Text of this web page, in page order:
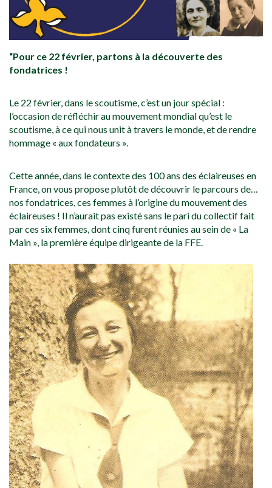
“Pour ce 22 février, partons à la découverte des
fondatrices !
Le 22 février, dans le scoutisme, c’est un jour spécial :
l’occasion de réfléchir au mouvement mondial qu’est le
scoutisme, à ce qui nous unit à travers le monde, et de rendre
hommage « aux fondateurs ».
Cette année, dans le contexte des 100 ans des éclaireuses en
France, on vous propose plutôt de découvrir le parcours de…
nos fondatrices, ces femmes à l’origine du mouvement des
éclaireuses ! Il n’aurait pas existé sans le pari du collectif fait
par ces six femmes, dont cinq furent réunies au sein de « La
Main », la première équipe dirigeante de la FFE.